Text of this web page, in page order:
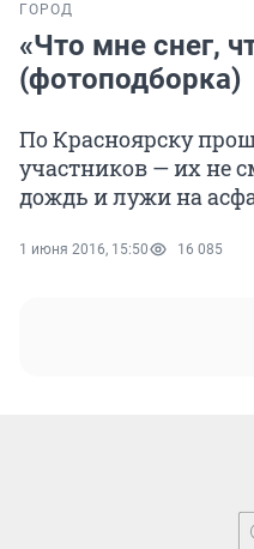
ГОРОД
«Что мне снег,
(фотоподборка)
По Красноярску
участников — их не
дождь и лужи на
1 июня 2016, 15:50 16 085